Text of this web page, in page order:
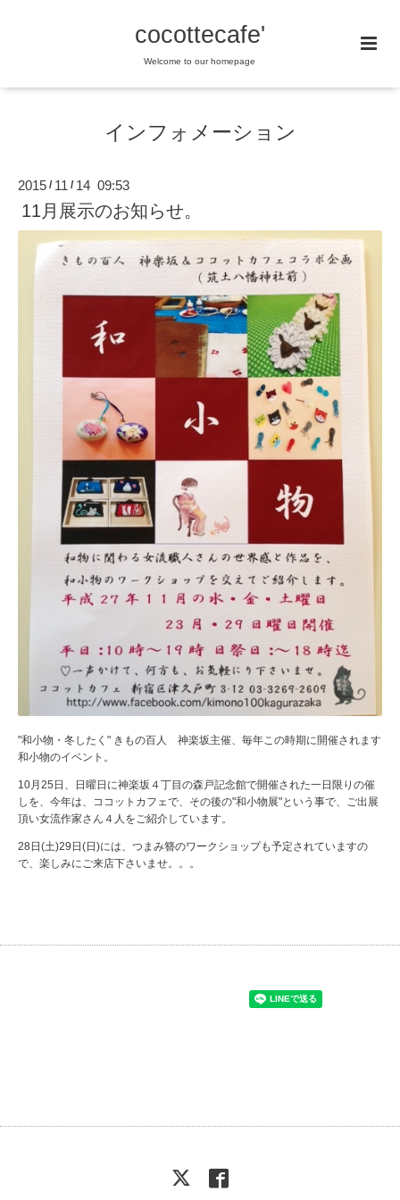
cocottecafe'
Welcome to our homepage
インフォメーション
2015 / 11 / 14 09:53
11月展示のお知らせ。
"和小物・冬したく" きもの百人 神楽坂主催、毎年この時期に開催されます
和小物のイベント。
10月25日、日曜日に神楽坂４丁目の森戸記念館で開催された一日限りの催
しを、今年は、ココットカフェで、その後の"和小物展"という事で、ご出展
頂い女流作家さん４人をご紹介しています。
28日(土)29日(日)には、つまみ簪のワークショップも予定されていますの
で、楽しみにご来店下さいませ。。。